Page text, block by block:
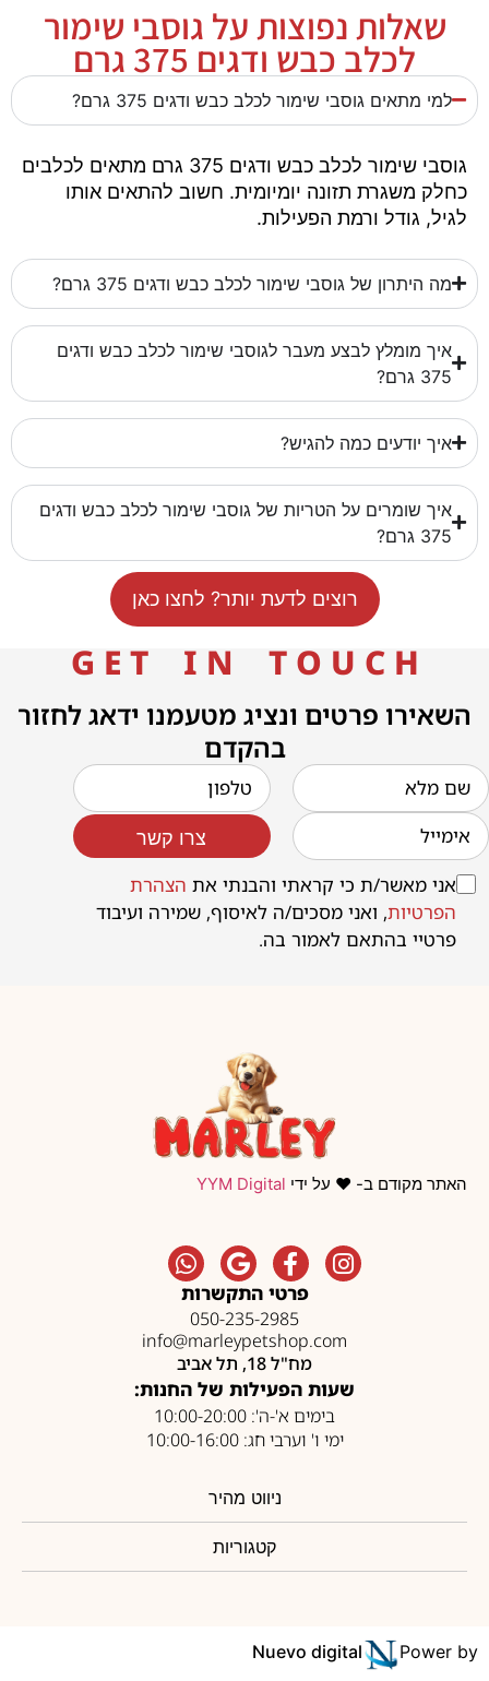
שאלות נפוצות על גוסבי שימור
לכלב כבש ודגים 375 גרם
למי מתאים גוסבי שימור לכלב כבש ודגים 375 גרם?
גוסבי שימור לכלב כבש ודגים 375 גרם מתאים לכלבים
כחלק משגרת תזונה יומיומית. חשוב להתאים אותו
לגיל, גודל ורמת הפעילות.
מה היתרון של גוסבי שימור לכלב כבש ודגים 375 גרם?
איך מומלץ לבצע מעבר לגוסבי שימור לכלב כבש ודגים
375 גרם?
איך יודעים כמה להגיש?
איך שומרים על הטריות של גוסבי שימור לכלב כבש ודגים
375 גרם?
רוצים לדעת יותר? לחצו כאן
G E T I N T O U C H
השאירו פרטים ונציג מטעמנו ידאג לחזור
בהקדם
אני מאשר/ת כי קראתי והבנתי את הצהרת
הפרטיות, ואני מסכים/ה לאיסוף, שמירה ועיבוד
פרטיי בהתאם לאמור בה.
צרו קשר
האתר מקודם ב- ❤️ על ידי YYM Digital
פרטי התקשרות
050-235-2985
info@marleypetshop.com
מח"ל 18, תל אביב
שעות הפעילות של החנות:
בימים א'-ה': 10:00-20:00
ימי ו' וערבי חג: 10:00-16:00
ניווט מהיר
קטגוריות
Power by
Nuevo digital